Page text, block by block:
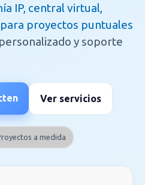
IP, central virtual,
proyectos puntuales
y soporte
Ver servicios
a medida